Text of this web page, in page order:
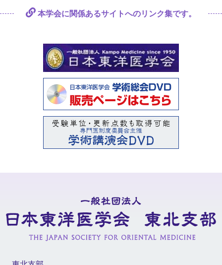
本学会に関係あるサイトへのリンク集です。